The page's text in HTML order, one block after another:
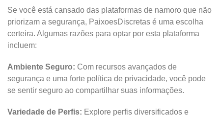
Se você está cansado das plataformas de namoro que não
priorizam a segurança, PaixoesDiscretas é uma escolha
certeira. Algumas razões para optar por esta plataforma
incluem:
Ambiente Seguro: Com recursos avançados de
segurança e uma forte política de privacidade, você pode
se sentir seguro ao compartilhar suas informações.
Variedade de Perfis: Explore perfis diversificados e